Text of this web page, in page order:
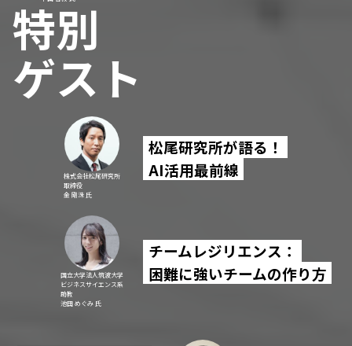
特別
ゲスト
松尾研究所が語る！
AI活用最前線
株式会社松尾研究所
取締役
金 剛洙 氏
チームレジリエンス：
困難に強いチームの作り方
国立大学法人筑波大学
ビジネスサイエンス系
助教
池田 めぐみ 氏